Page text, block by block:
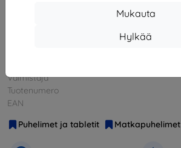
Mukauta
Hylkää
Valmistaja
Tuotenumero
EAN
Puhelimet ja tabletit
Matkapuhelimet